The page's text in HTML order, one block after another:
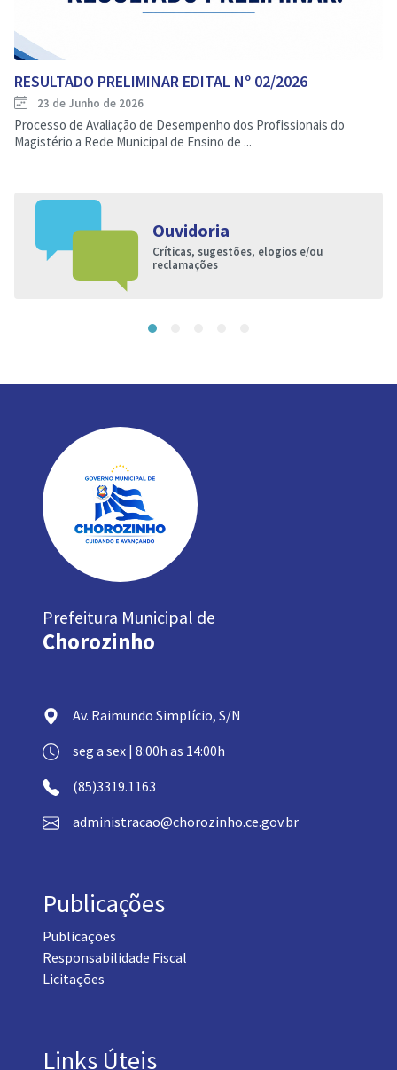
RESULTADO PRELIMINAR EDITAL Nº 02/2026
23 de Junho de 2026
Processo de Avaliação de Desempenho dos Profissionais do
Magistério a Rede Municipal de Ensino de ...
Ouvidoria
Críticas, sugestões, elogios e/ou
reclamações
Prefeitura Municipal de
Chorozinho
Av. Raimundo Simplício, S/N
seg a sex | 8:00h as 14:00h
(85)3319.1163
administracao@chorozinho.ce.gov.br
Publicações
Publicações
Responsabilidade Fiscal
Licitações
Links Úteis